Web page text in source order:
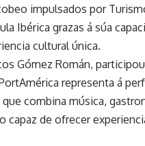
impulsados por
Ibérica grazas á súa
cultural única.
Gómez Román,
representa á
combina música,
de ofrecer